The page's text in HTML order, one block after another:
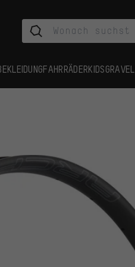
FAHRRÄDERKIDSGRAVEL